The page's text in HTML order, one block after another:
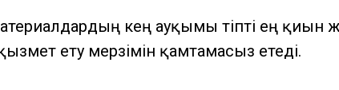
кең ауқымы тіпті ең қиын
ету мерзімін қамтамасыз етеді.